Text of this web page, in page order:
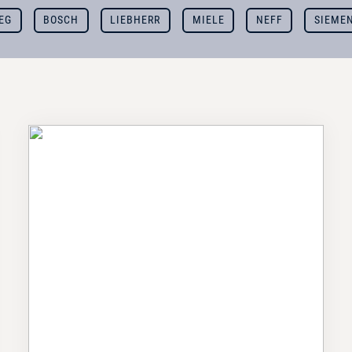
BOSCH LIEBHERR MIELE NEFF